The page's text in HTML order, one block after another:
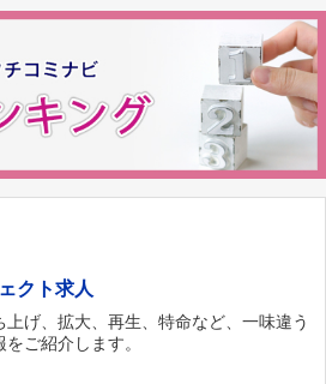
クト求人
上げ、拡大、再生、特命など、一味違う
をご紹介します。